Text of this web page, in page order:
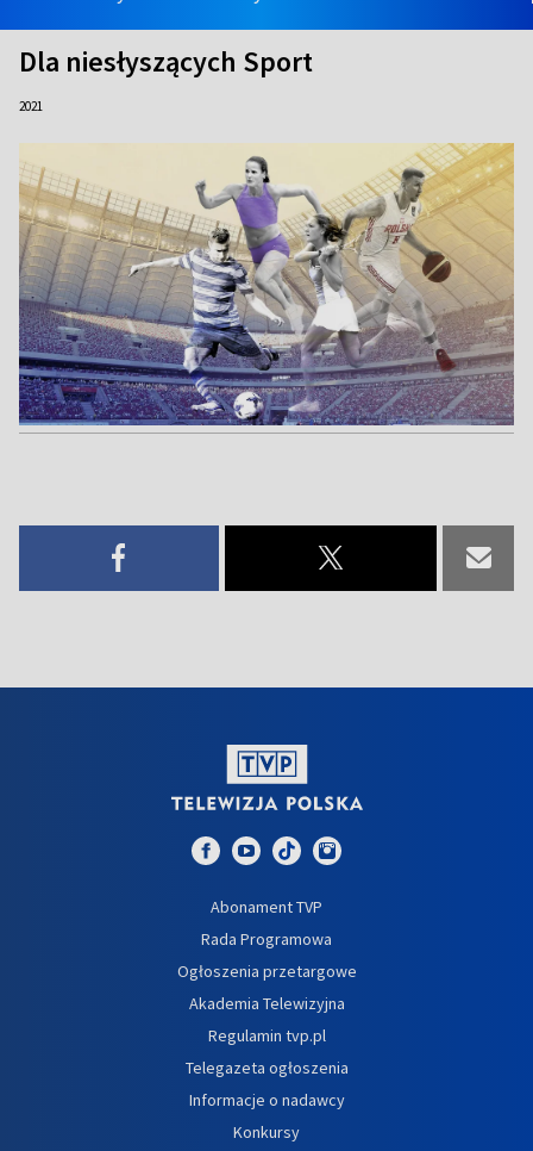
Dla niesłyszących Sport
2021
Abonament TVP
Rada Programowa
Ogłoszenia przetargowe
Akademia Telewizyjna
Regulamin tvp.pl
Telegazeta ogłoszenia
Informacje o nadawcy
Konkursy